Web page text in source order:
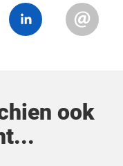
ook